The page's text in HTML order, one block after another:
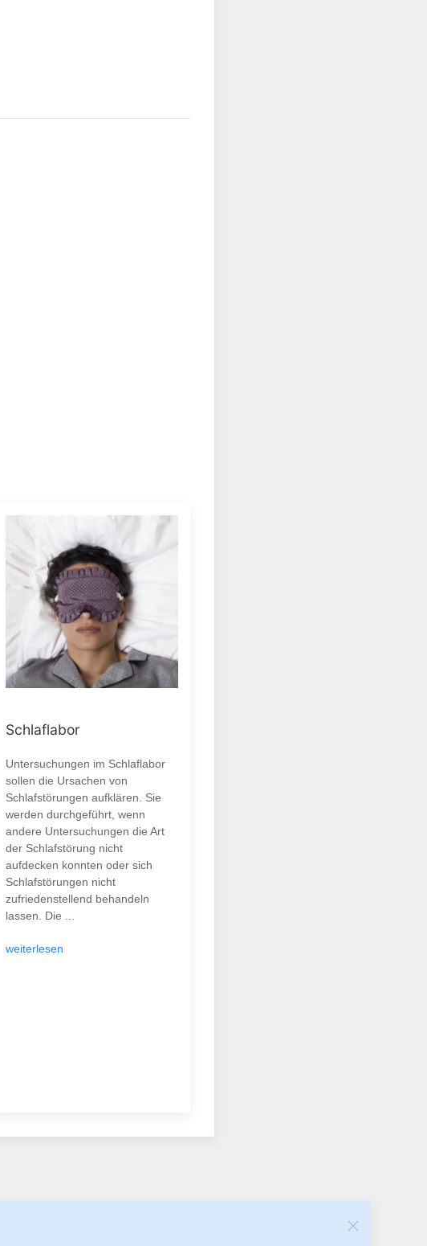
Schlaflabor
Untersuchungen im Schlaflabor
sollen die Ursachen von
Schlafstörungen aufklären. Sie
werden durchgeführt, wenn
andere Untersuchungen die Art
der Schlafstörung nicht
aufdecken konnten oder sich
Schlafstörungen nicht
zufriedenstellend behandeln
lassen. Die ...
weiterlesen